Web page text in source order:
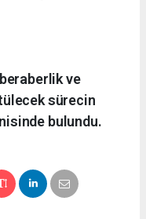
ve
sürecin
bulundu.